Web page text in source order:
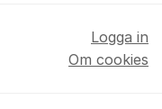
Logga in
Om cookies